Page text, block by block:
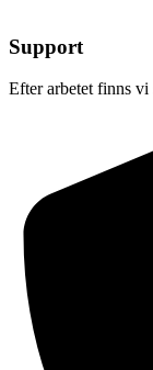
Support
Efter arbetet finns